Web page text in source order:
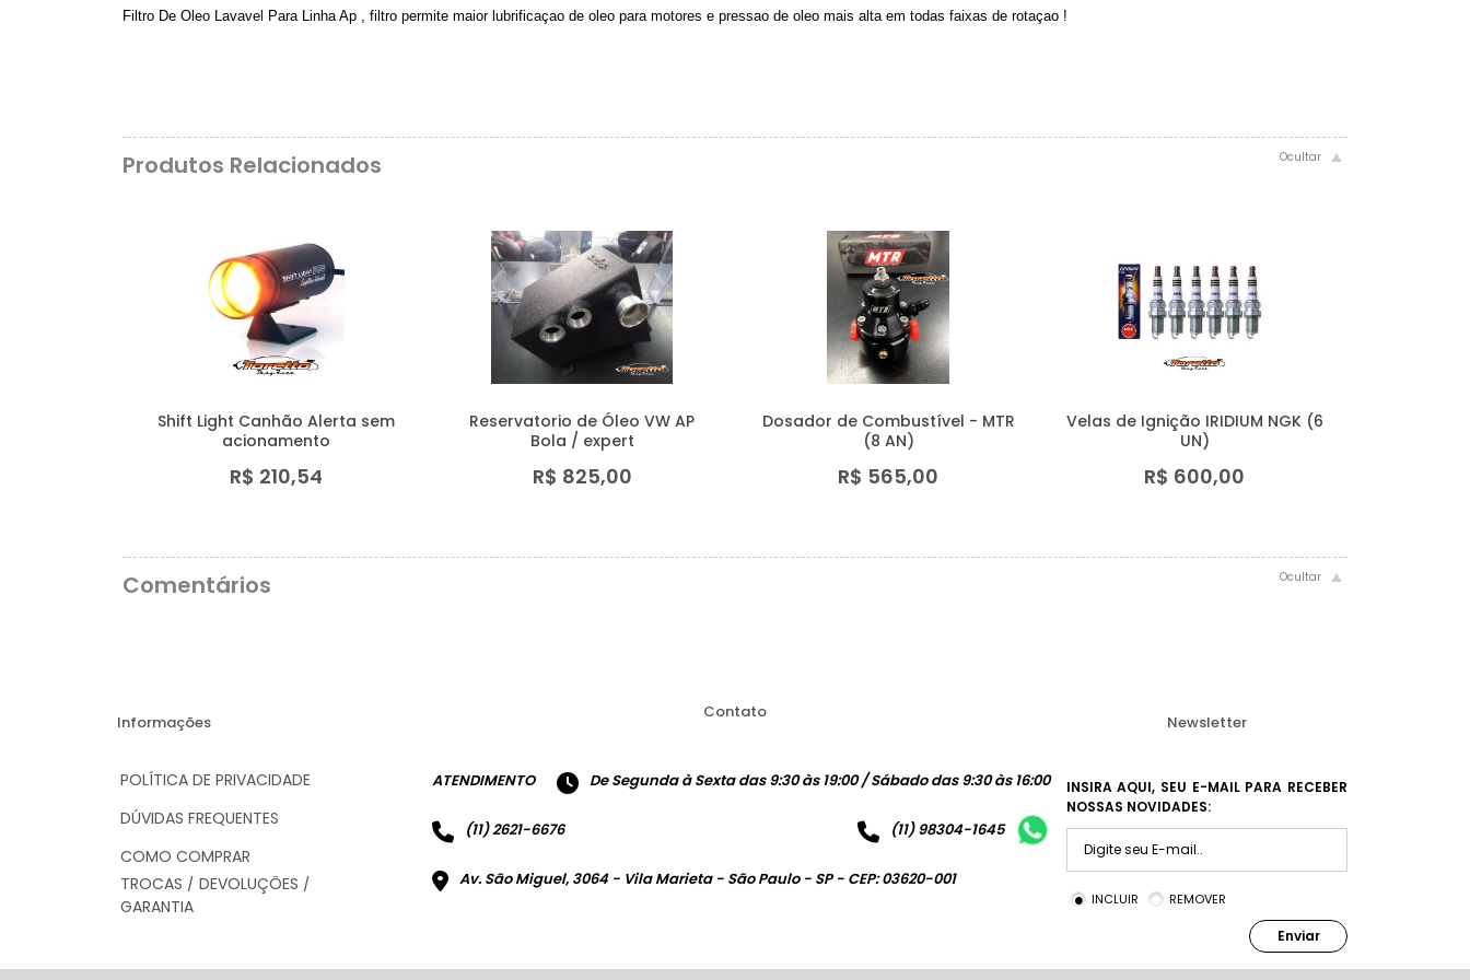
Filtro De Oleo Lavavel Para Linha Ap , filtro permite maior lubrificaçao de oleo para motores e pressao de oleo mais alta em todas faixas de rotaçao !
Produtos Relacionados
Shift Light Canhão Alerta sem
acionamento
R$ 210,54
Reservatorio de Óleo VW AP
Bola / expert
R$ 825,00
Dosador de Combustível - MTR
(8 AN)
R$ 565,00
Velas de Ignição IRIDIUM NGK (6
UN)
R$ 600,00
Comentários
Informações
POLÍTICA DE PRIVACIDADE
DÚVIDAS FREQUENTES
COMO COMPRAR
TROCAS / DEVOLUÇÕES /
GARANTIA
Contato
ATENDIMENTO De Segunda à Sexta das 9:30 às 19:00 / Sábado das 9:30 às 16:00
(11) 2621-6676 (11) 98304-1645
Av. São Miguel, 3064 - Vila Marieta - São Paulo - SP - CEP: 03620-001
Newsletter
INSIRA AQUI, SEU E-MAIL PARA RECEBER
NOSSAS NOVIDADES:
INCLUIR REMOVER
Enviar